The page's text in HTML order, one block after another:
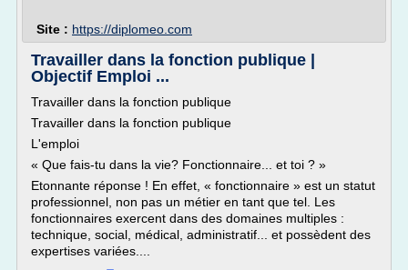
Site : https://diplomeo.com
Travailler dans la fonction publique |
Objectif Emploi ...
Travailler dans la fonction publique
Travailler dans la fonction publique
L'emploi
« Que fais-tu dans la vie? Fonctionnaire... et toi ? »
Etonnante réponse ! En effet, « fonctionnaire » est un statut
professionnel, non pas un métier en tant que tel. Les
fonctionnaires exercent dans des domaines multiples :
technique, social, médical, administratif... et possèdent des
expertises variées....